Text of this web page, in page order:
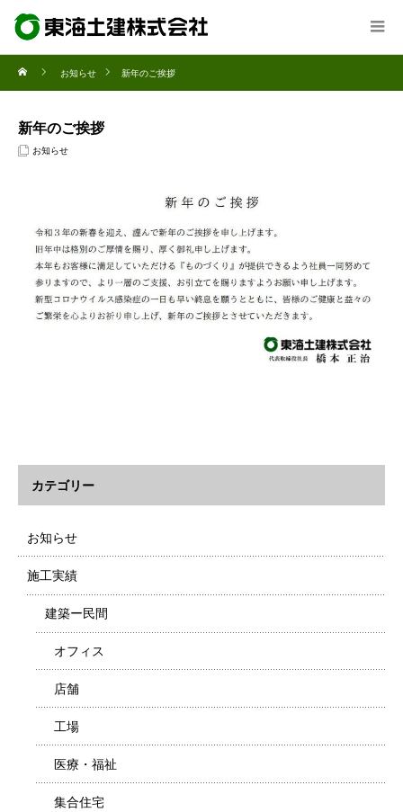
お知らせ 新年のご挨拶
新年のご挨拶
お知らせ
カテゴリー
お知らせ
施工実績
建築ー民間
オフィス
店舗
工場
医療・福祉
集合住宅